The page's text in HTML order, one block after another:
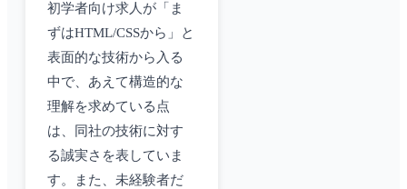
初学者向け求人が「ま
ずはHTML/CSSから」と
表面的な技術から入る
中で、あえて構造的な
理解を求めている点
は、同社の技術に対す
る誠実さを表していま
す。また、未経験者だ